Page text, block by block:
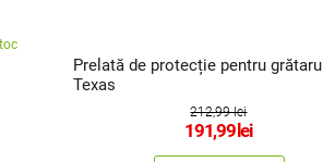
Prelată de protecție pentru grătarul
Texas
212,99 lei
191,99lei